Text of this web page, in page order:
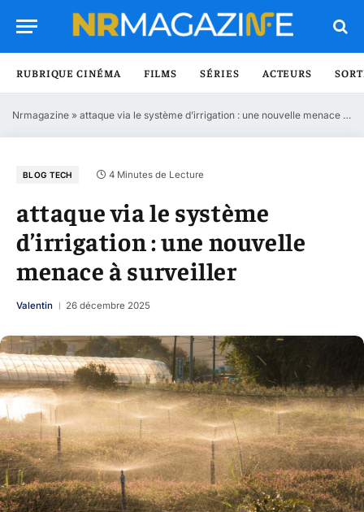
RUBRIQUE CINÉMA FILMS SÉRIES ACTEURS
Nrmagazine » attaque via le système d’irrigation : une nouvelle menace à surveiller
BLOG TECH 4 Minutes de Lecture
attaque via le système
d’irrigation : une nouvelle
menace à surveiller
Valentin 26 décembre 2025